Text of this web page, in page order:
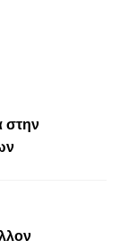
στην